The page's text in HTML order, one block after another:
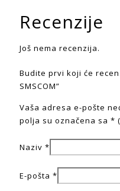
Recenzije
Još nema recenzija.
Budite prvi koji će
SMSCOM”
Vaša adresa e-pošte
polja su označena sa *
Naziv *
E-pošta *